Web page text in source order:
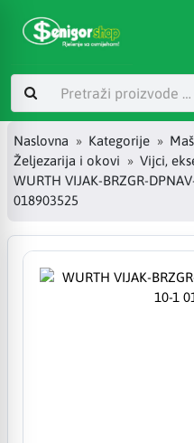
Naslovna Kategorije
Željezarija i okovi
Vijci,
WURTH VIJAK-BRZGR-
018903525